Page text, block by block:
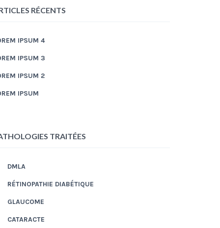
RÉCENTS
IPSUM 4
IPSUM 3
IPSUM 2
IPSUM
TRAITÉES
DMLA
RÉTINOPATHIE DIABÉTIQUE
GLAUCOME
CATARACTE